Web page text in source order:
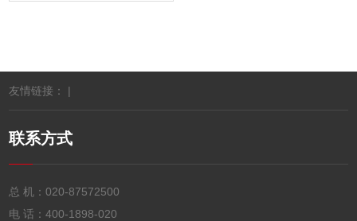
友情链接： |
联系方式
总 机：020-87572500
电 话：400-1898-020